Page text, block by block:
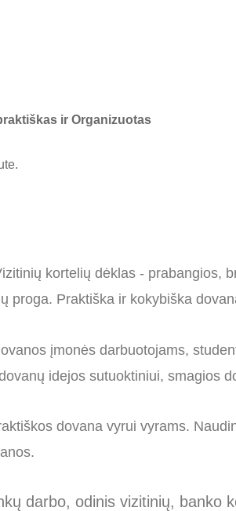
ir Organizuotas
kortelių dėklas - prabangios,
proga. Praktiška ir kokybiška
įmonės darbuotojams,
idejos sutuoktiniui, smagios
dovana vyrui vyrams.
darbo, odinis vizitinių, banko